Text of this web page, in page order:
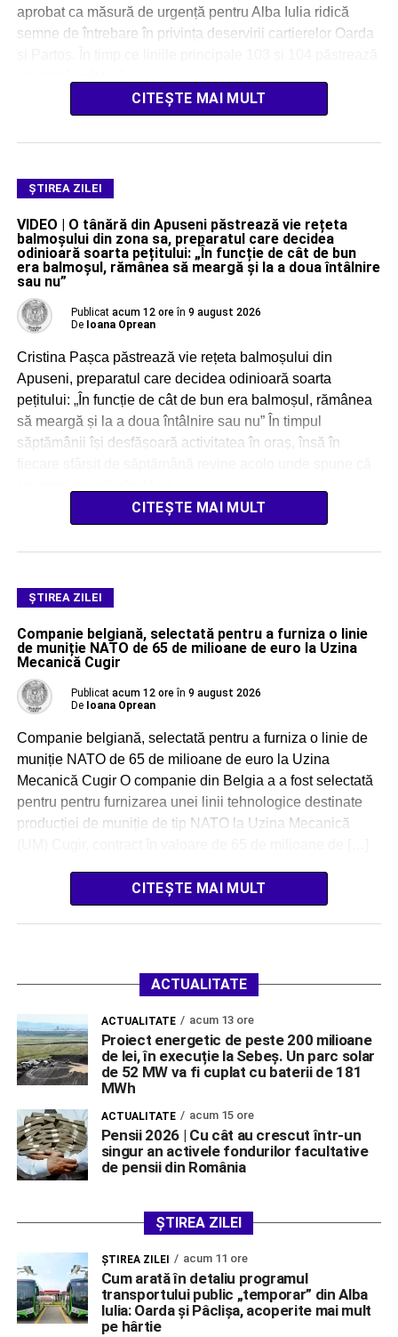
aprobat ca măsură de urgență pentru Alba Iulia ridică
semne de întrebare în privința deservirii cartierelor Oarda
CITEȘTE MAI MULT
ŞTIREA ZILEI
VIDEO | O tânără din Apuseni păstrează vie rețeta
balmoșului din zona sa, preparatul care decidea
odinioară soarta pețitului: „În funcție de cât de bun
era balmoșul, rămânea să meargă și la a doua întâlnire
sau nu”
Publicat acum 12 ore în 9 august 2026
De Ioana Oprean
Cristina Pașca păstrează vie rețeta balmoșului din
Apuseni, preparatul care decidea odinioară soarta
pețitului: „În funcție de cât de bun era balmoșul, rămânea
să meargă și la a doua întâlnire sau nu” În timpul
săptămânii își desfășoară activitatea în oraș, însă în
CITEȘTE MAI MULT
ŞTIREA ZILEI
Companie belgiană, selectată pentru a furniza o linie
de muniție NATO de 65 de milioane de euro la Uzina
Mecanică Cugir
Publicat acum 12 ore în 9 august 2026
De Ioana Oprean
Companie belgiană, selectată pentru a furniza o linie de
muniție NATO de 65 de milioane de euro la Uzina
Mecanică Cugir O companie din Belgia a a fost selectată
pentru pentru furnizarea unei linii tehnologice destinate
producției de muniție de tip NATO la Uzina Mecanică
CITEȘTE MAI MULT
ACTUALITATE
ACTUALITATE acum 13 ore
Proiect energetic de peste 200 milioane
de lei, în execuție la Sebeș. Un parc solar
de 52 MW va fi cuplat cu baterii de 181
MWh
ACTUALITATE acum 15 ore
Pensii 2026 | Cu cât au crescut într-un
singur an activele fondurilor facultative
de pensii din România
ȘTIREA ZILEI
ŞTIREA ZILEI acum 11 ore
Cum arată în detaliu programul
transportului public „temporar” din Alba
Iulia: Oarda și Pâclișa, acoperite mai mult
pe hârtie